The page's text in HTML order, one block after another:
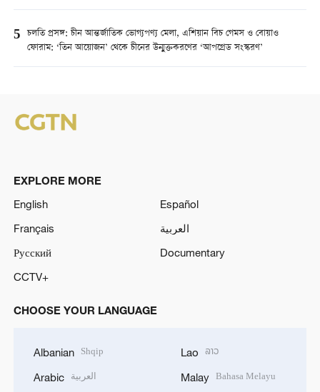
5 চলতি প্রসঙ্গ: চীন আন্তর্জাতিক ভোগ্যপণ্য মেলা, এশিয়ান বিচ গেমস ও বোয়াও
ফোরাম: ‘তিন আয়োজন’ থেকে চীনের উন্মুক্তকরণের ‘আপগ্রেড সংস্করণ’
EXPLORE MORE
English
Español
Français
العربية
Русский
Documentary
CCTV+
CHOOSE YOUR LANGUAGE
Albanian Shqip
Arabic العربية
Lao ລາວ
Malay Bahasa Melayu